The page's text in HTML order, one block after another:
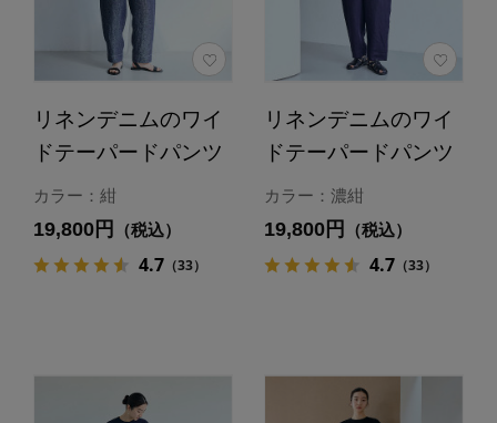
リネンデニムのワイ
ドテーパードパンツ
カラー：紺
19,800円 （税込）
4.7（33）
リネンデニムのワイ
ドテーパードパンツ
カラー：濃紺
19,800円 （税込）
4.7（33）